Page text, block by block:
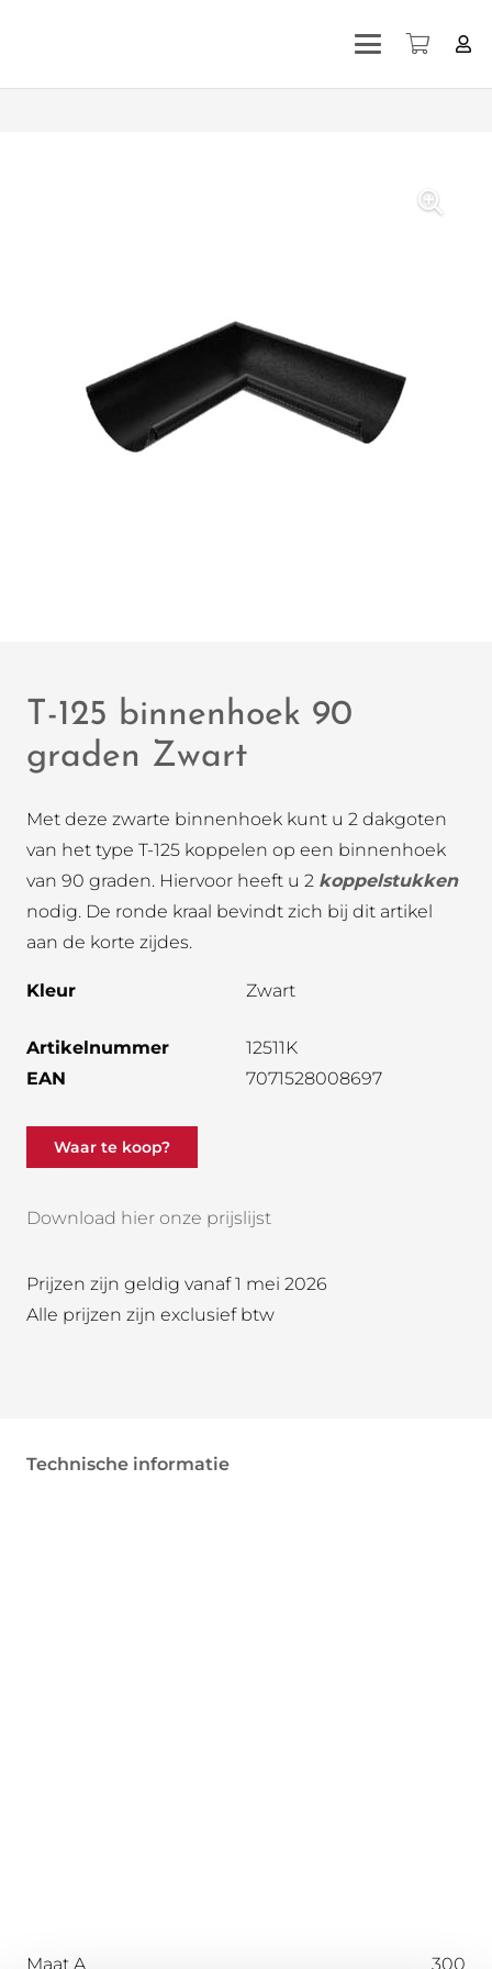
T-125 binnenhoek 90
graden Zwart
Met deze zwarte binnenhoek kunt u 2 dakgoten
van het type T-125 koppelen op een binnenhoek
van 90 graden. Hiervoor heeft u 2 koppelstukken
nodig. De ronde kraal bevindt zich bij dit artikel
aan de korte zijdes.
Kleur Zwart
Artikelnummer
12511K
EAN
7071528008697
Waar te koop?
Download hier onze prijslijst
Prijzen zijn geldig vanaf 1 mei 2026
Alle prijzen zijn exclusief btw
Technische informatie
Maat A 300